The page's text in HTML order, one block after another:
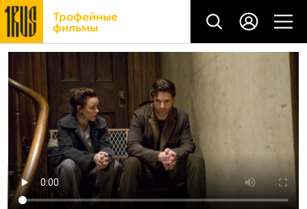
Трофейные
фильмы